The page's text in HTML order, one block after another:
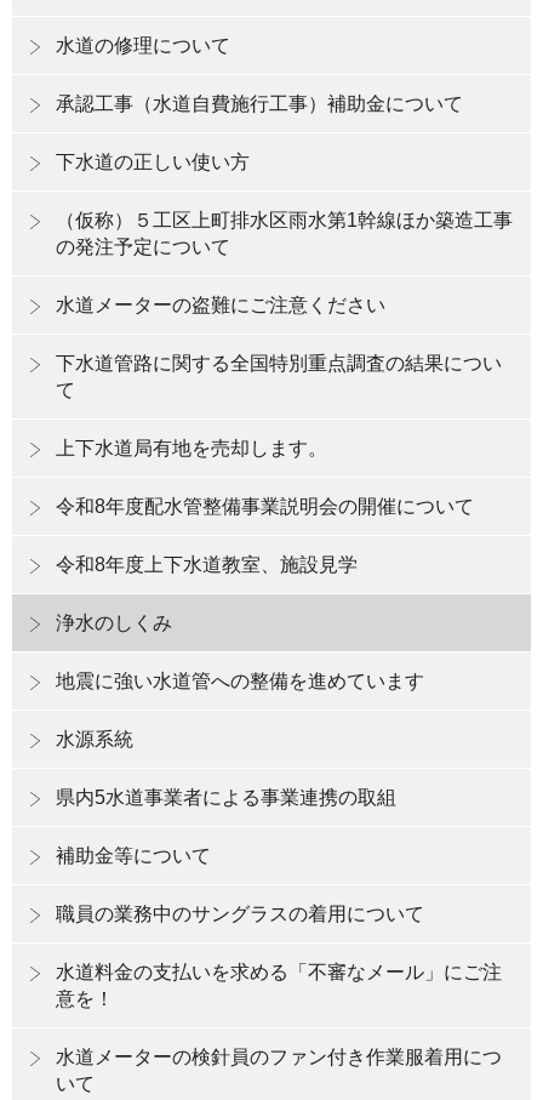
水道の修理について
承認工事（水道自費施行工事）補助金について
下水道の正しい使い方
（仮称）５工区上町排水区雨水第1幹線ほか築造工事
の発注予定について
水道メーターの盗難にご注意ください
下水道管路に関する全国特別重点調査の結果につい
て
上下水道局有地を売却します。
令和8年度配水管整備事業説明会の開催について
令和8年度上下水道教室、施設見学
浄水のしくみ
地震に強い水道管への整備を進めています
水源系統
県内5水道事業者による事業連携の取組
補助金等について
職員の業務中のサングラスの着用について
水道料金の支払いを求める「不審なメール」にご注
意を！
水道メーターの検針員のファン付き作業服着用につ
いて